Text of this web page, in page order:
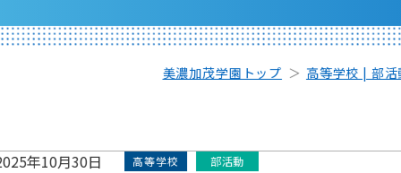
美濃加茂学園トップ 高等学校 | 部
年10月30日 高等学校 部活動